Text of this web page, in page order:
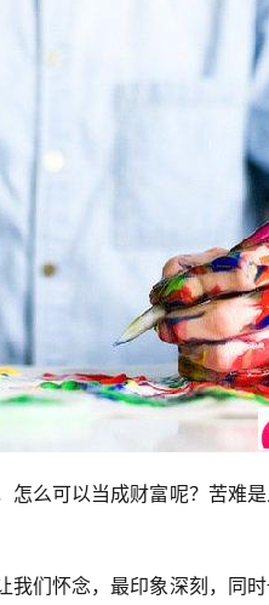
么可以当成财富呢？苦难
们怀念，最印象深刻，同